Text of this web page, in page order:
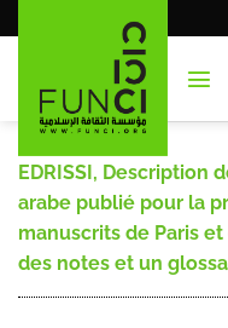
al
EDRISSI, Description
arabe publié pour la
manuscrits de Paris
des notes et un